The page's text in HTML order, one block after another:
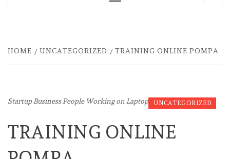
HOME UNCATEGORIZED TRAINING ONLINE POMPA
Startup Business People Working on Laptop UNCATEGORIZED
TRAINING ONLINE